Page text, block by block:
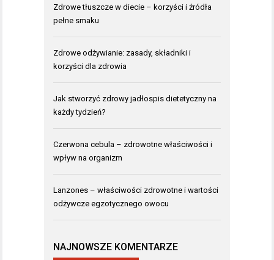
Zdrowe tłuszcze w diecie – korzyści i źródła
pełne smaku
Zdrowe odżywianie: zasady, składniki i
korzyści dla zdrowia
Jak stworzyć zdrowy jadłospis dietetyczny na
każdy tydzień?
Czerwona cebula – zdrowotne właściwości i
wpływ na organizm
Lanzones – właściwości zdrowotne i wartości
odżywcze egzotycznego owocu
NAJNOWSZE KOMENTARZE